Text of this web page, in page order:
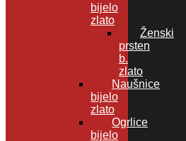
bijelo
zlato
Ženski
prsten
b.
zlato
Naušnice
bijelo
zlato
Ogrlice
bijelo